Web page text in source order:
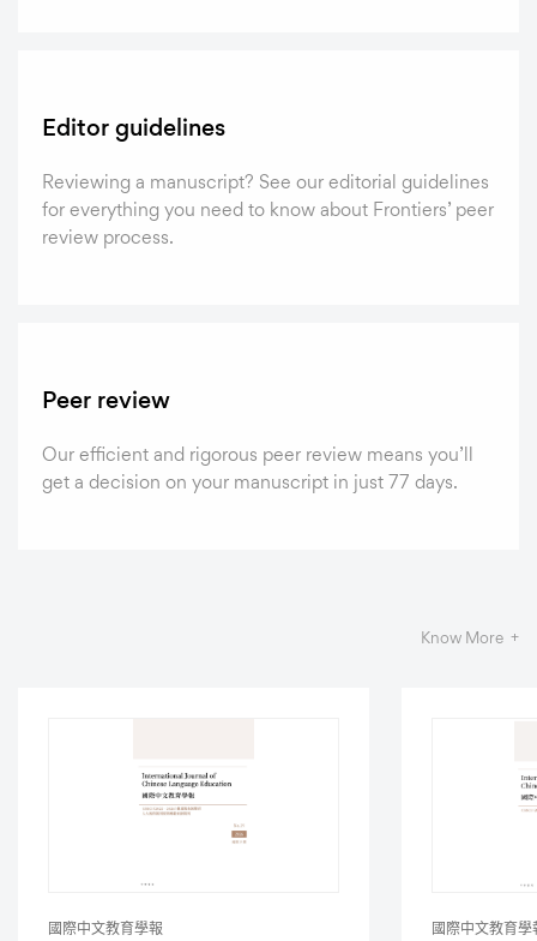
Editor guidelines
Reviewing a manuscript? See our editorial guidelines
for everything you need to know about Frontiers’ peer
review process.
Peer review
Our efficient and rigorous peer review means you’ll
get a decision on your manuscript in just 77 days.
Know More +
國際中文教育學報 國際中文教育學